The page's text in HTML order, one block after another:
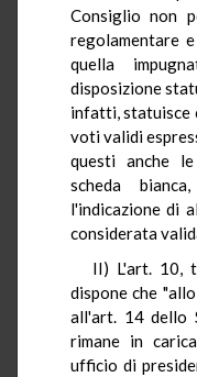
Consiglio non
regolamentare
quella
disposizione
infatti, statuisce
voti validi
questi anche
scheda
l'indicazione di
considerata
II) L'art. 10,
dispone che
all'art. 14 dello
rimane in
ufficio di